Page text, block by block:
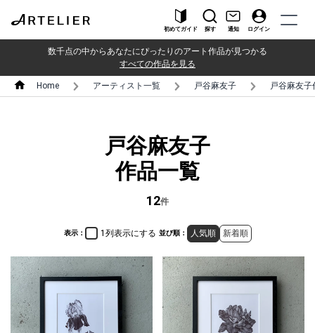
初めてガイド 探す 通知 ログイン
数千点の中からあなたにぴったりのアート作品が見つかる
すべての作品を見る
Home アーティスト一覧 戸谷麻友子 戸谷麻友子
戸谷麻友子
作品一覧
12件
表示： 1列表示にする 並び順： 人気順 新着順